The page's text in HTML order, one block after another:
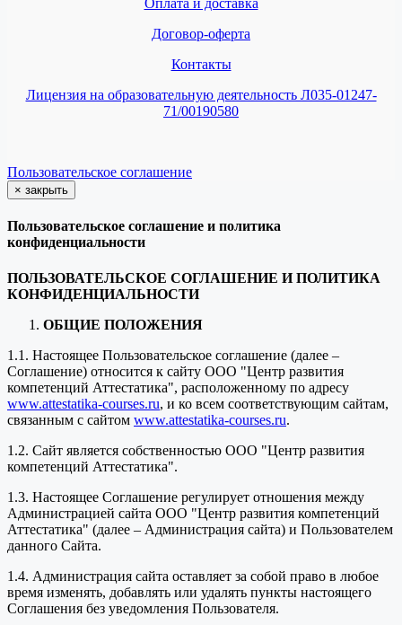
Оплата и доставка
Договор-оферта
Контакты
Лицензия на образовательную деятельность Л035-01247-
71/00190580
Пользовательское соглашение
× закрыть
Пользовательское соглашение и политика
конфиденциальности
ПОЛЬЗОВАТЕЛЬСКОЕ СОГЛАШЕНИЕ И ПОЛИТИКА
КОНФИДЕНЦИАЛЬНОСТИ
ОБЩИЕ ПОЛОЖЕНИЯ
1.1. Настоящее Пользовательское соглашение (далее –
Соглашение) относится к сайту ООО "Центр развития
компетенций Аттестатика", расположенному по адресу
www.attestatika-courses.ru, и ко всем соответствующим сайтам,
связанным с сайтом www.attestatika-courses.ru.
1.2. Сайт является собственностью ООО "Центр развития
компетенций Аттестатика".
1.3. Настоящее Соглашение регулирует отношения между
Администрацией сайта ООО "Центр развития компетенций
Аттестатика" (далее – Администрация сайта) и Пользователем
данного Сайта.
1.4. Администрация сайта оставляет за собой право в любое
время изменять, добавлять или удалять пункты настоящего
Соглашения без уведомления Пользователя.